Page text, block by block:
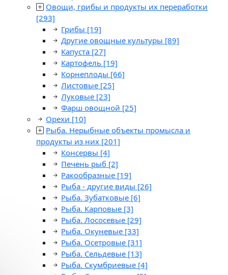
Овощи, грибы и продукты их переработки
[293]
Грибы [19]
Другие овощные культуры [89]
Капуста [27]
Картофель [19]
Корнеплоды [66]
Листовые [25]
Луковые [23]
Фарш овощной [25]
Орехи [10]
Рыба. Нерыбные объекты промысла и
продукты из них [201]
Консервы [4]
Печень рыб [2]
Ракообразные [19]
Рыба - другие виды [26]
Рыба. Зубатковые [6]
Рыба. Карповые [3]
Рыба. Лососевые [29]
Рыба. Окуневые [33]
Рыба. Осетровые [31]
Рыба. Сельдевые [13]
Рыба. Скумбриевые [4]